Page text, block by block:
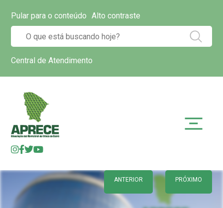
Pular para o conteúdo Alto contraste
Central de Atendimento
ANTERIOR PRÓXIMO